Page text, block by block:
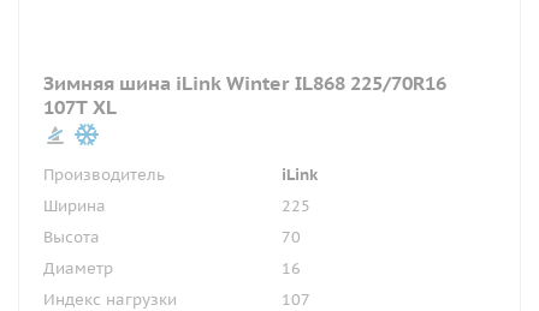
Зимняя шина iLink Winter IL868 225/70R16
107T XL
Производитель
iLink
Ширина
225
Высота
70
Диаметр
16
Индекс нагрузки
107